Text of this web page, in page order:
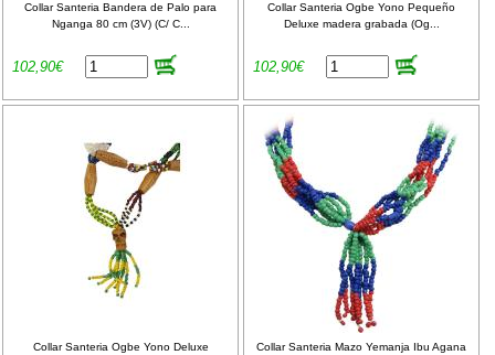
Collar Santeria Bandera de Palo para
Nganga 80 cm (3V) (C/ C...
102,90€
Collar Santeria Ogbe Yono Pequeño
Deluxe madera grabada (Og...
102,90€
Collar Santeria Ogbe Yono Deluxe
Collar Santeria Mazo Yemanja Ibu Agana